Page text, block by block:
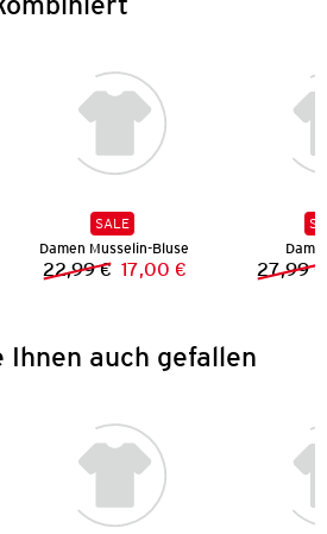
SALE
Damen Musselin-Bluse
Vorheriger Preis:
22,99 € Neuer Preis:
17,00 € 27,99 €
Ihnen auch gefallen